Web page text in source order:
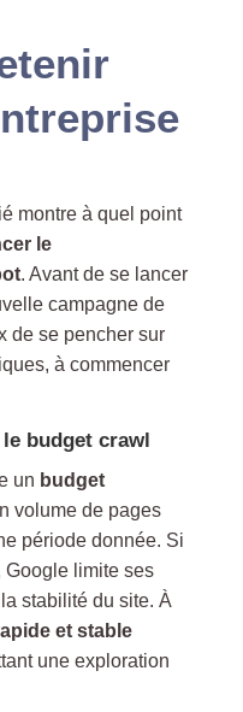
montre à quel point
le
. Avant de se lancer
campagne de
de se pencher sur
à commencer
budget crawl
un budget
volume de pages
période donnée. Si
Google limite ses
stabilité du site. À
et stable
une exploration